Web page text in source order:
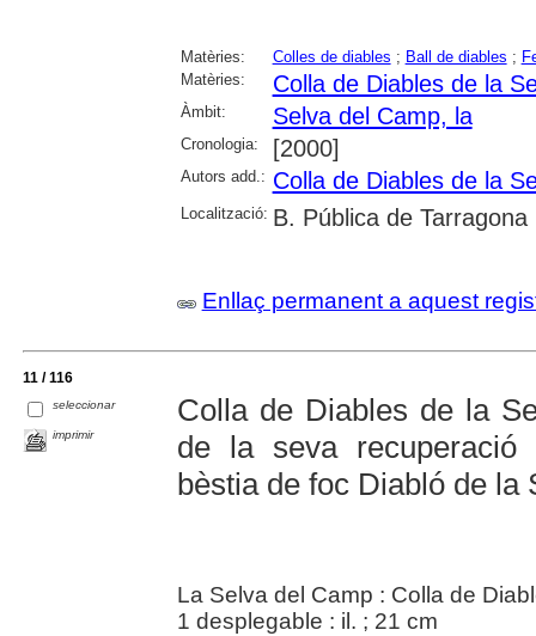
Matèries: Colles de diables ; Ball de diables ;
Matèries:
Colla de Diables de la
Àmbit: Selva del Camp, la
Cronologia: [2000]
Autors add.: Colla de Diables de la
Localització: B. Pública de Tarragona
Enllaç permanent a aquest
11 / 116
seleccionar
imprimir
Colla de Diables de la
de la seva
bèstia de foc Diabló de la
La Selva del Camp : Colla de
1 desplegable : il. ; 21 cm